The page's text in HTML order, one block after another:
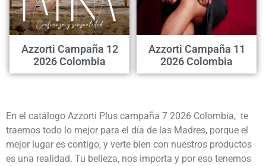
Azzorti Campaña 12
2026 Colombia
Azzorti Campaña 11
2026 Colombia
En el catálogo Azzorti Plus campaña 7 2026 Colombia, te
traemos todo lo mejor para el día de las Madres, porque el
mejor lugar es contigo, y verte bien con nuestros productos
es una realidad. Tu belleza, nos importa y por eso tenemos